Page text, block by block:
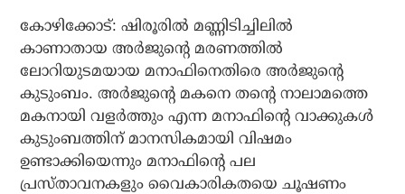
കോഴിക്കോട്: ഷിരൂരില്‍ മണ്ണിടിച്ചിലില്‍
കാണാതായ അര്‍ജുന്റെ മരണത്തില്‍
ലോറിയുടമയായ മനാഫിനെതിരെ അര്‍ജുന്റെ
കുടുംബം. അര്‍ജുന്റെ മകനെ തന്റെ നാലാമത്തെ
മകനായി വളര്‍ത്തും എന്ന മനാഫിന്റെ വാക്കുകള്‍
കുടുംബത്തിന് മാനസികമായി വിഷമം
ഉണ്ടാക്കിയെന്നും മനാഫിന്റെ പല
പ്രസ്താവനകളും വൈകാരികതയെ ചൂഷണം